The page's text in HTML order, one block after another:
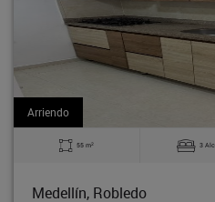
3 Alcobas 2 Baños